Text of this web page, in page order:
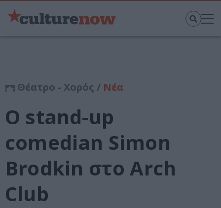
Θέατρο - Χορός / Νέα
Ο stand-up
comedian Simon
Brodkin στο Arch
Club